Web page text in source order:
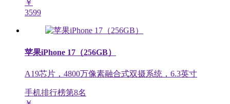
￥
3599
苹果iPhone 17（256GB）
A19芯片，4800万像素融合式双摄系统，6.3英寸
手机排行榜第8名